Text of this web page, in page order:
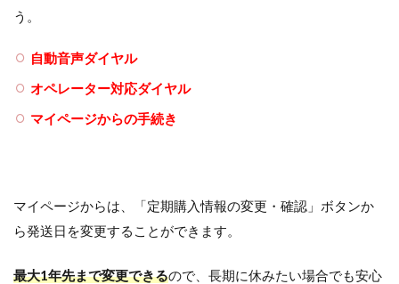
う。
自動音声ダイヤル
オペレーター対応ダイヤル
マイページからの手続き
マイページからは、「定期購入情報の変更・確認」ボタンか
ら発送日を変更することができます。
最大1年先まで変更できるので、長期に休みたい場合でも安心